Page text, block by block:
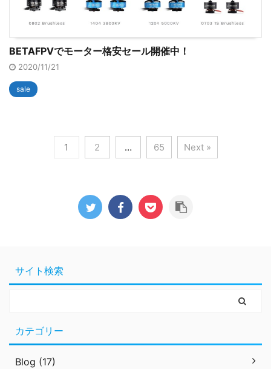
BETAFPVでモーター格安セール開催中！
2020/11/21
sale
1 2 … 65 Next »
サイト検索
カテゴリー
Blog (17)